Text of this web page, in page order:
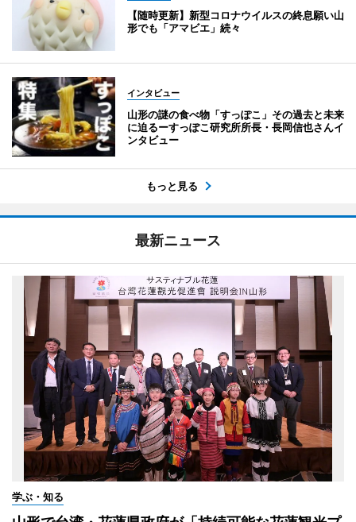
【随時更新】新型コロナウイルスの終息願い山
形でも「アマビエ」続々
インタビュー
山形の謎の食べ物「すっぽこ」その過去と未来
に迫るーすっぽこ研究所所長・長岡信也さんイ
ンタビュー
もっと見る
最新ニュース
学ぶ・知る